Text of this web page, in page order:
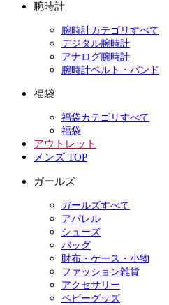
腕時計
腕時計カテゴリすべて
デジタル腕時計
アナログ腕時計
腕時計ベルト・バンド
福袋
福袋カテゴリすべて
福袋
アウトレット
メンズ TOP
ガールズ
ガールズすべて
アパレル
シューズ
バッグ
財布・ケース・小物
ファッション雑貨
アクセサリー
ベビーグッズ